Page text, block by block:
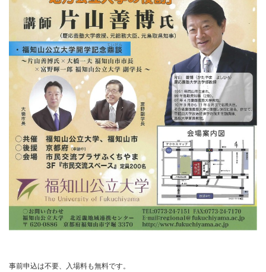
事前申込は不要、入場料も無料です。